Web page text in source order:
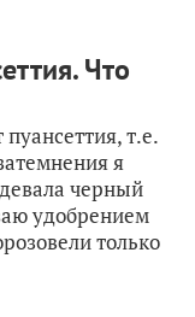
Что
т.е.
я
черный
удобрением
только